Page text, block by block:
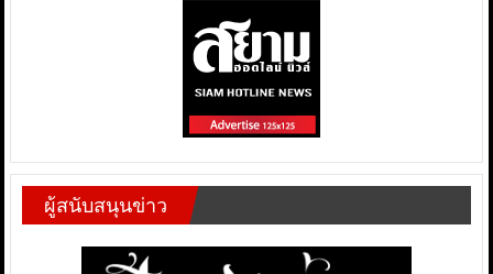
ผู้สนับสนุนข่าว